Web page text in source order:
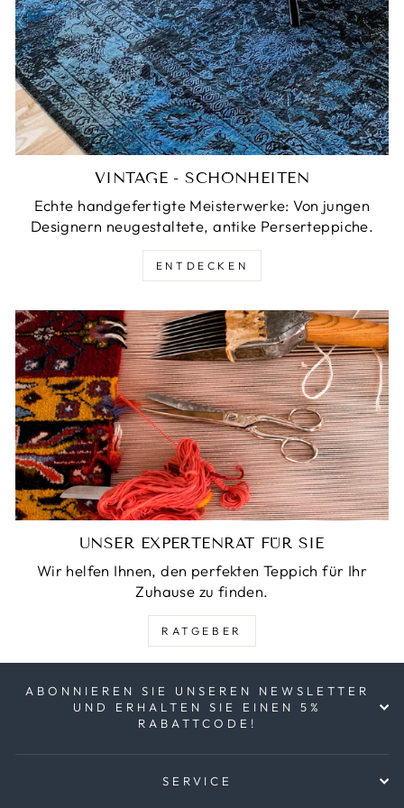
VINTAGE - SCHÖNHEITEN
Echte handgefertigte Meisterwerke: Von jungen
Designern neugestaltete, antike Perserteppiche.
ENTDECKEN
UNSER EXPERTENRAT FÜR SIE
Wir helfen Ihnen, den perfekten Teppich für Ihr
Zuhause zu finden.
RATGEBER
ABONNIEREN SIE UNSEREN NEWSLETTER
UND ERHALTEN SIE EINEN 5%
RABATTCODE!
SERVICE